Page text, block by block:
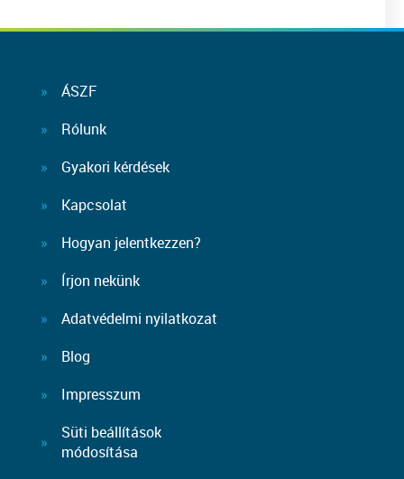
ÁSZF
Rólunk
Gyakori kérdések
Kapcsolat
Hogyan jelentkezzen?
Írjon nekünk
Adatvédelmi nyilatkozat
Blog
Impresszum
Süti beállítások
módosítása